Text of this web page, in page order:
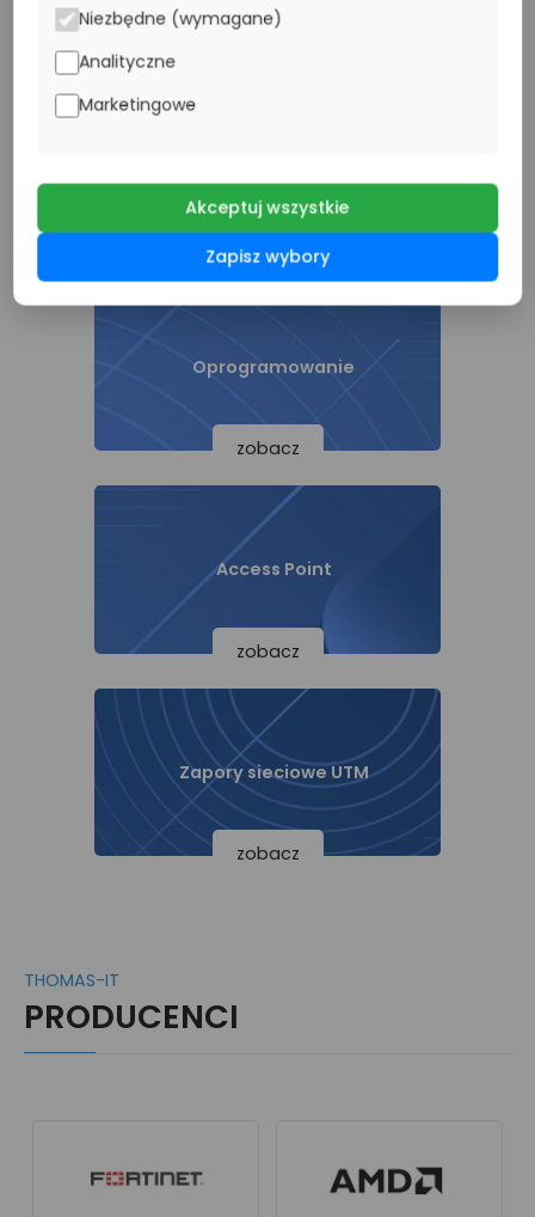
Niezbędne (wymagane)
Analityczne
Marketingowe
Akceptuj wszystkie
Zapisz wybory
zobacz
Oprogramowanie
zobacz
Access Point
zobacz
Zapory sieciowe UTM
zobacz
THOMAS-IT
PRODUCENCI